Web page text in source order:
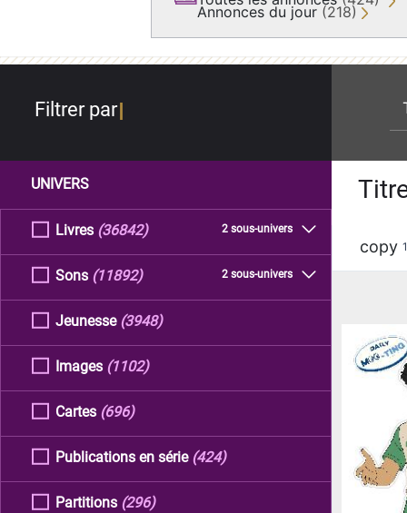
Annonces du jour (218)
Filtrer par
UNIVERS
Livres 2 sous-univers
(36842)
Sons 2 sous-univers
(11892)
Jeunesse (3948)
Images (1102)
Cartes (696)
Publications en série (424)
Partitions (296)
copy